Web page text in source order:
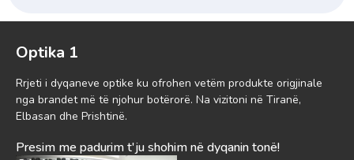
Optika 1
Rrjeti i dyqaneve optike ku ofrohen vetëm produkte origjinale
nga brandet më të njohur botërorë. Na vizitoni në Tiranë,
Elbasan dhe Prishtinë.
Presim me padurim t'ju shohim në dyqanin tonë!